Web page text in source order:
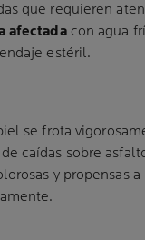
que requieren
afectadacon agua
estéril.
se frota
caídas sobre
y propensas a